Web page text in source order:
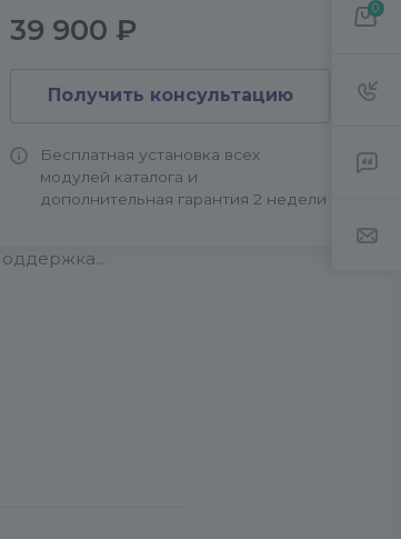
39 900 ₽
Получить консультацию
Бесплатная установка всех
модулей каталога и
дополнительная гарантия 2 недели
галочку в
в байтах».
ограничение,
0